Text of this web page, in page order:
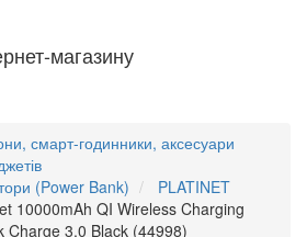
магазину
смарт-годинники, аксесуари
(Power Bank)
PLATINET
10000mAh QI Wireless Charging
Charge 3.0 Black (44998)